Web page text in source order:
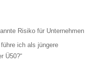
Risiko für Unternehmen
ich als jüngere
Ü50?“